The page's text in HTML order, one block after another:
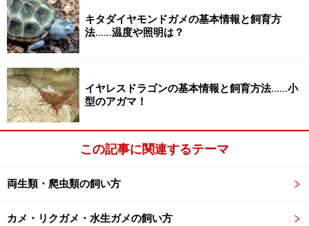
に悩みはじめる。
自宅の「ヤモリ」を駆除しようと使用人のサイ（俳優名
不明）は呪術に詳しいカレウム（俳優名不明）に相談す
る。カレウムはヤモリを駆除した後、魔除けの印を書き
残すが、クワンはそれを消してしまう。
世界初、トッケイに咬まれまくる映画
その後、サイそして彼女の担当編集者ニダが謎の死を遂
ウィトゥーン（ピート・トーンジュア）は精密検査を行
キタダイヤモンドガメの基本情報と飼育方
法……温度や照明は？
イヤレスドラゴンの基本情報と飼育方法……小
型のアガマ！
この記事に関連するテーマ
両生類・爬虫類の飼い方
カメ・リクガメ・水生ガメの飼い方